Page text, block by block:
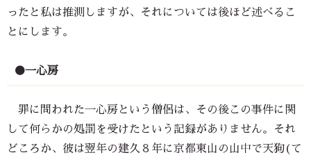
ったと私は推測しますが、それについては後ほど述べるこ
とにします。
●一心房
罪に問われた一心房という僧侶は、その後この事件に関
して何らかの処罰を受けたという記録がありません。それ
どころか、彼は翌年の建久８年に京都東山の山中で天狗(て